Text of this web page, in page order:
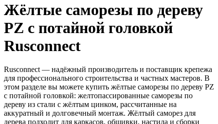
Жёлтые саморезы по дереву
PZ с потайной головкой
Rusconnect
Rusconnect — надёжный производитель и поставщик крепежа
для профессионального строительства и частных мастеров. В
этом разделе вы можете купить жёлтые саморезы по дереву PZ
с потайной головкой: желтопассированные саморезы по
дереву из стали с жёлтым цинком, рассчитанные на
аккуратный и долговечный монтаж. Жёлтый саморез для
дерева подходит для каркасов, обшивки, настила и сборки